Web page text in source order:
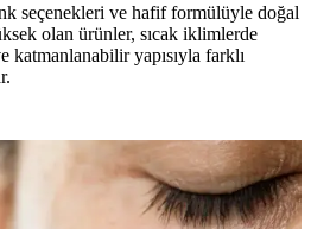
seçenekleri ve hafif formülüyle doğal
olan ürünler, sıcak iklimlerde
yapısıyla farklı